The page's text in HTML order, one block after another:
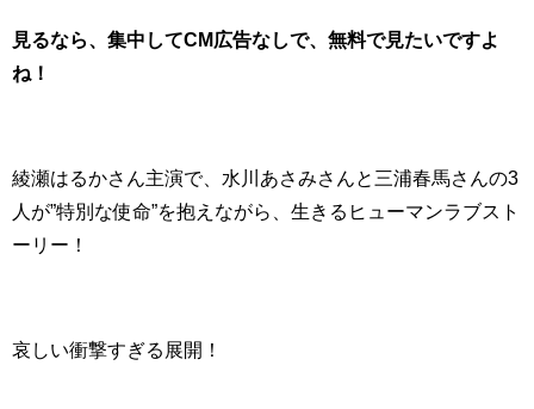
見るなら、集中してCM広告なしで、無料で見たいですよ
ね！
綾瀬はるかさん主演で、水川あさみさんと三浦春馬さんの3
人が”特別な使命”を抱えながら、生きるヒューマンラブスト
ーリー！
哀しい衝撃すぎる展開！